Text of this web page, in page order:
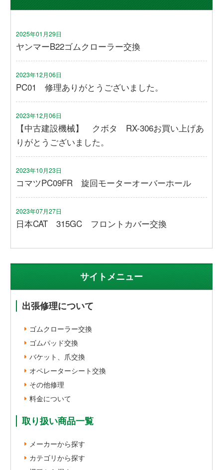
2025年01月29日
ヤンマーB22ゴムクローラー交換
2023年12月06日
PC01 修理ありがとうございました。
2023年12月06日
【中古建設機械】 クボタ RX-306お買い上げあ
りがとうございました。
2023年10月23日
コマツPC09FR 旋回モーターオーバーホール
2023年07月27日
日本CAT 315GC フロントカバー交換
サイトメニュー
出張修理について
ゴムクローラー交換
ゴムパッド交換
バケット、爪交換
オペレーターシート交換
その他修理
料金について
取り扱い商品一覧
メーカーから探す
カテゴリから探す